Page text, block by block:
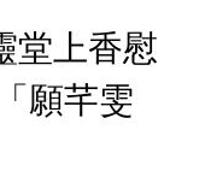
堂上香慰
願芊雯